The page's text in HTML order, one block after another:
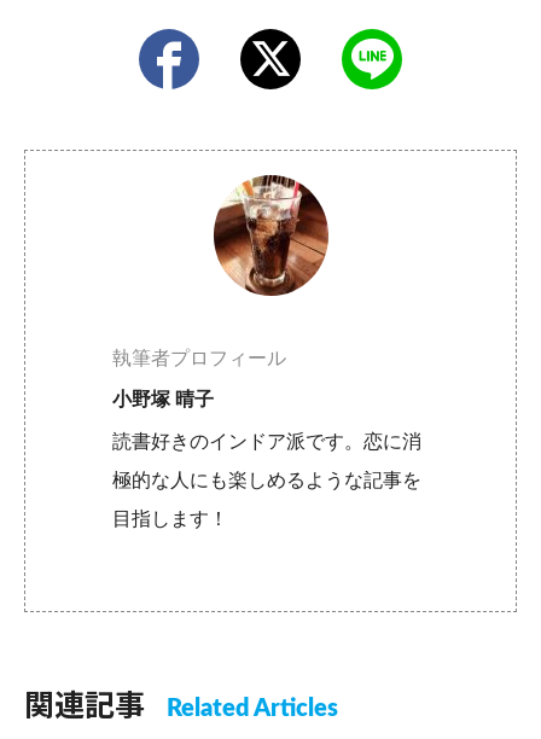
執筆者プロフィール
小野塚 晴子
読書好きのインドア派です。恋に消
極的な人にも楽しめるような記事を
目指します！
関連記事 Related Articles